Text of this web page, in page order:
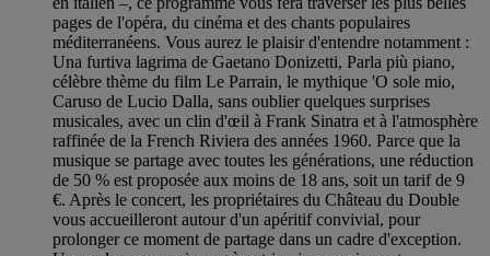
pages de l'opéra, du cinéma et des chants populaires
méditerranéens. Vous aurez le plaisir d'entendre notamment :
Una furtiva lagrima de Gaetano Donizetti, Parla più piano,
célèbre thème du film Le Parrain, le mythique 'O sole mio,
Caruso de Lucio Dalla, sans oublier quelques surprises
musicales, avec un clin d'œil à Frank Sinatra et à l'atmosphère
raffinée de la French Riviera des années 1960. Parce que la
musique se partage avec toutes les générations, une réduction
de 50 % est proposée aux moins de 18 ans, soit un tarif de 9
€. Après le concert, les propriétaires du Château du Double
vous accueilleront autour d'un apéritif convivial, pour
prolonger ce moment de partage dans un cadre d'exception.